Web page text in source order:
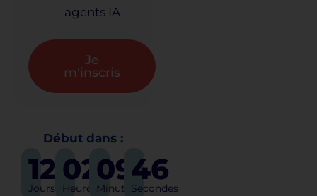
agents IA
Je
m'inscris
Début dans :
128
Jours
02
Heures
09
Minutes
45
Secondes